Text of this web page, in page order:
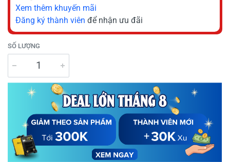
Xem thêm khuyến mãi
Đăng ký thành viên để nhận ưu đãi
SỐ LƯỢNG